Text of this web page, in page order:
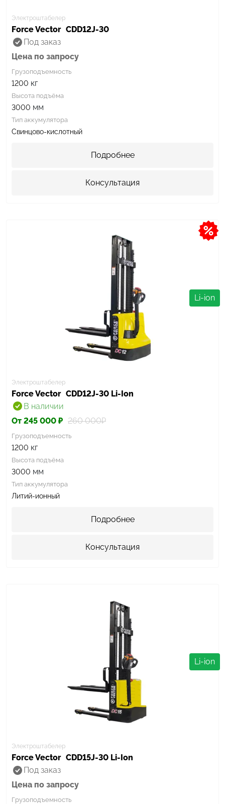
Электроштабелер
Force Vector CDD12J-30
Под заказ
Цена по запросу
Грузоподъемность
1200 кг
Высота подъёма
3000 мм
Тип аккумулятора
Свинцово-кислотный
Подробнее
Консультация
Li-ion
Электроштабелер
Force Vector CDD12J-30 Li-Ion
В наличии
От 245 000 ₽ 260 000₽
Грузоподъемность
1200 кг
Высота подъёма
3000 мм
Тип аккумулятора
Литий-ионный
Подробнее
Консультация
Li-ion
Электроштабелер
Force Vector CDD15J-30 Li-Ion
Под заказ
Цена по запросу
Грузоподъемность